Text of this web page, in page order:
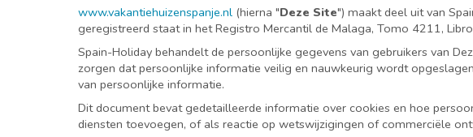
www.vakantiehuizenspanje.nl (hierna "Deze Site") maakt deel uit van
geregistreerd staat in het Registro Mercantil de Malaga, Tomo 4211,
Spain-Holiday behandelt de persoonlijke gegevens van gebruikers van
zorgen dat persoonlijke informatie veilig en nauwkeurig wordt
van persoonlijke informatie.
Dit document bevat gedetailleerde informatie over cookies en hoe
diensten toevoegen, of als reactie op wetswijzigingen of commerciële